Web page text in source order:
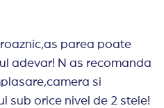
mult mai usor !
parea poate
N as recomanda
si
sub orice nivel de 2 stele!